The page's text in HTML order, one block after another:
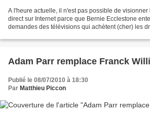
A l'heure actuelle, il n'est pas possible de visionner
direct sur Internet parce que Bernie Ecclestone
demandes des télévisions qui achètent (cher) les
Adam Parr remplace Franck
Publié le 08/07/2010 à 18:30
Par Matthieu Piccon